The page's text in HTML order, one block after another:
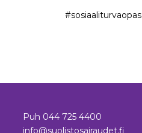
#sosiaaliturvaopas
Puh 044 725 4400
info@suolistosairaudet.fi